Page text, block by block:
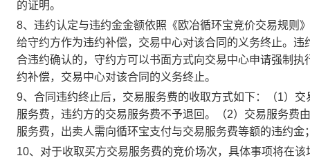
的证明。
8、违约认定与违约金金额依照《欧冶循环宝竞价交易规则
给守约方作为违约补偿，交易中心对该合同的义务终止。
合违约确认的，守约方可以书面方式向交易中心申请强制
约补偿，交易中心对该合同的义务终止。
9、合同违约终止后，交易服务费的收取方式如下：（1）
服务费，违约方的交易服务费不予退回。（2）交易服务费
服务费，出卖人需向循环宝支付与交易服务费等额的违约
10、对于收取买方交易服务费的竞价场次，具体事项将在